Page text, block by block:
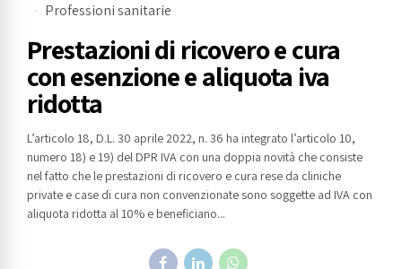
Professioni sanitarie
Prestazioni di ricovero e cura
con esenzione e aliquota iva
ridotta
L’articolo 18, D.L. 30 aprile 2022, n. 36 ha integrato l’articolo 10,
numero 18) e 19) del DPR IVA con una doppia novità che consiste
nel fatto che le prestazioni di ricovero e cura rese da cliniche
private e case di cura non convenzionate sono soggette ad IVA con
aliquota ridotta al 10% e beneficiano...